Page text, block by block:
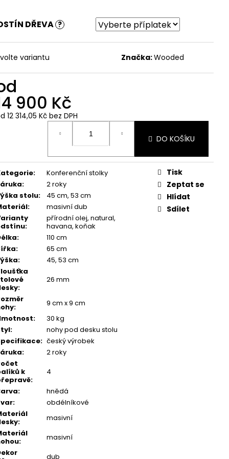
DŘEVA ?
variantu Značka:Wooded
900 Kč
12 314,05 Kčbez DPH
DO KOŠÍKU
:
Konferenční stolky
:
2 roky
stolu:
45 cm, 53 cm
:
masivní dub
:
přírodní olej, natural,
havana, koňak
:
110 cm
:
65 cm
:
45, 53 cm
:
26 mm
:
9 cm x 9 cm
:
30 kg
:
nohy pod desku stolu
: český výrobek
:
2 roky
k
:
4
:
hnědá
:
obdélníkové
:
masivní
:
masivní
dub
Tisk
Zeptat se
Hlídat
Sdílet